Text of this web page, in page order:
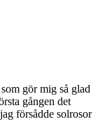
gör mig så glad
gången det
försådde solrosor